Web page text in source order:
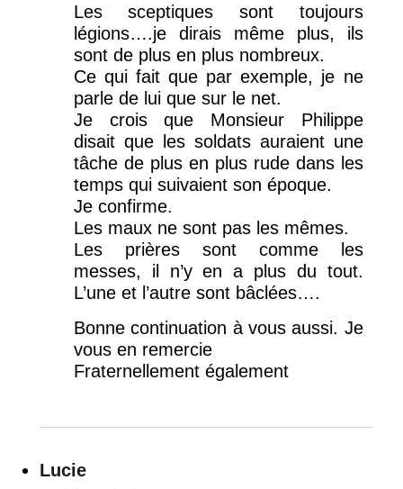
Les sceptiques sont toujours
légions….je dirais même plus, ils
sont de plus en plus nombreux.
Ce qui fait que par exemple, je ne
parle de lui que sur le net.
Je crois que Monsieur Philippe
disait que les soldats auraient une
tâche de plus en plus rude dans les
temps qui suivaient son époque.
Je confirme.
Les maux ne sont pas les mêmes.
Les prières sont comme les
messes, il n’y en a plus du tout.
L’une et l’autre sont bâclées….
Bonne continuation à vous aussi. Je
vous en remercie
Fraternellement également
Lucie